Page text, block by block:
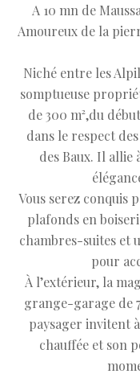
A 10 mn de
Amoureux de la
Niché entre les
somptueuse
de 300 m²,du
dans le respect
des Baux. Il allie
Vous serez conquis
plafonds en
chambres-suites et
pour
À l’extérieur, la
grange-garage de
paysager invitent
chauffée et son